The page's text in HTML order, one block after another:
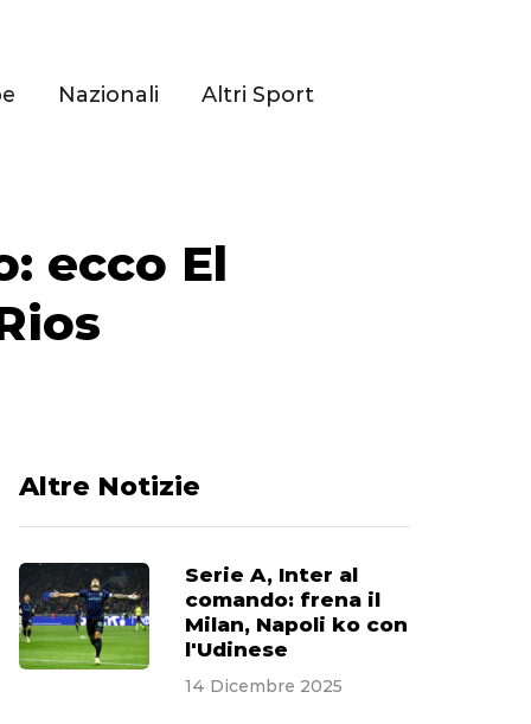
Nazionali Altri Sport
ecco El
Altre Notizie
Serie A, Inter al
comando: frena il
Milan, Napoli ko con
l'Udinese
14 Dicembre 2025